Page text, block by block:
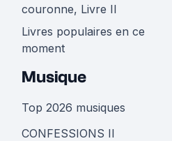
couronne, Livre II
Livres populaires en ce
moment
Musique
Top 2026 musiques
CONFESSIONS II